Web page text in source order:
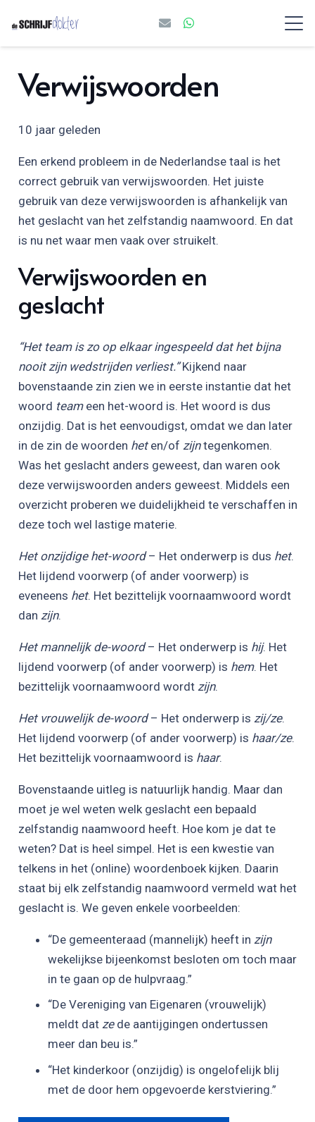
Verwijswoorden
10 jaar geleden
Een erkend probleem in de Nederlandse taal is het
correct gebruik van verwijswoorden. Het juiste
gebruik van deze verwijswoorden is afhankelijk van
het geslacht van het zelfstandig naamwoord. En dat
is nu net waar men vaak over struikelt.
Verwijswoorden en
geslacht
“Het team is zo op elkaar ingespeeld dat het bijna
nooit zijn wedstrijden verliest.”Kijkend naar
bovenstaande zin zien we in eerste instantie dat het
woord teameen het-woord is. Het woord is dus
onzijdig. Dat is het eenvoudigst, omdat we dan later
in de zin de woorden heten/of zijntegenkomen.
Was het geslacht anders geweest, dan waren ook
deze verwijswoorden anders geweest. Middels een
overzicht proberen we duidelijkheid te verschaffen in
deze toch wel lastige materie.
Het onzijdige het-woord– Het onderwerp is dus het.
Het lijdend voorwerp (of ander voorwerp) is
eveneens het. Het bezittelijk voornaamwoord wordt
dan zijn.
Het mannelijk de-woord– Het onderwerp is hij. Het
lijdend voorwerp (of ander voorwerp) is hem. Het
bezittelijk voornaamwoord wordt zijn.
Het vrouwelijk de-woord– Het onderwerp is zij/ze.
Het lijdend voorwerp (of ander voorwerp) is haar/ze.
Het bezittelijk voornaamwoord is haar.
Bovenstaande uitleg is natuurlijk handig. Maar dan
moet je wel weten welk geslacht een bepaald
zelfstandig naamwoord heeft. Hoe kom je dat te
weten? Dat is heel simpel. Het is een kwestie van
telkens in het (online) woordenboek kijken. Daarin
staat bij elk zelfstandig naamwoord vermeld wat het
geslacht is. We geven enkele voorbeelden:
“De gemeenteraad (mannelijk) heeft in zijn
wekelijkse bijeenkomst besloten om toch maar
in te gaan op de hulpvraag.”
“De Vereniging van Eigenaren (vrouwelijk)
meldt dat zede aantijgingen ondertussen
meer dan beu is.”
“Het kinderkoor (onzijdig) is ongelofelijk blij
met de door hem opgevoerde kerstviering.”